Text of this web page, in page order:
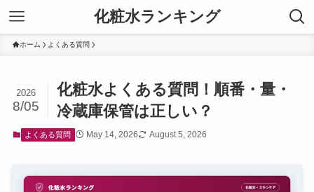
化粧水ランキング
ホーム よくある質問
化粧水よくある質問！順番・量・
冷蔵庫保管は正しい？
2026
8/05
よくある質問 May 14, 2026 August 5, 2026